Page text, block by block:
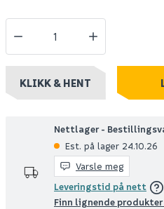
KLIKK & HENT
Nettlager -
Est. på lager 24.10.26
Varsle meg
Leveringstid på nett
Finn lignende